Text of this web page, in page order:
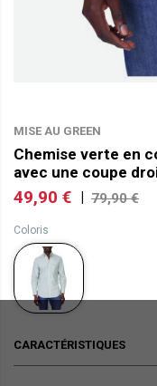
MISE AU GREEN
Chemise verte en
avec une coupe
49,90 € 79,90 €
Coloris
CARACTÉRISTIQUES